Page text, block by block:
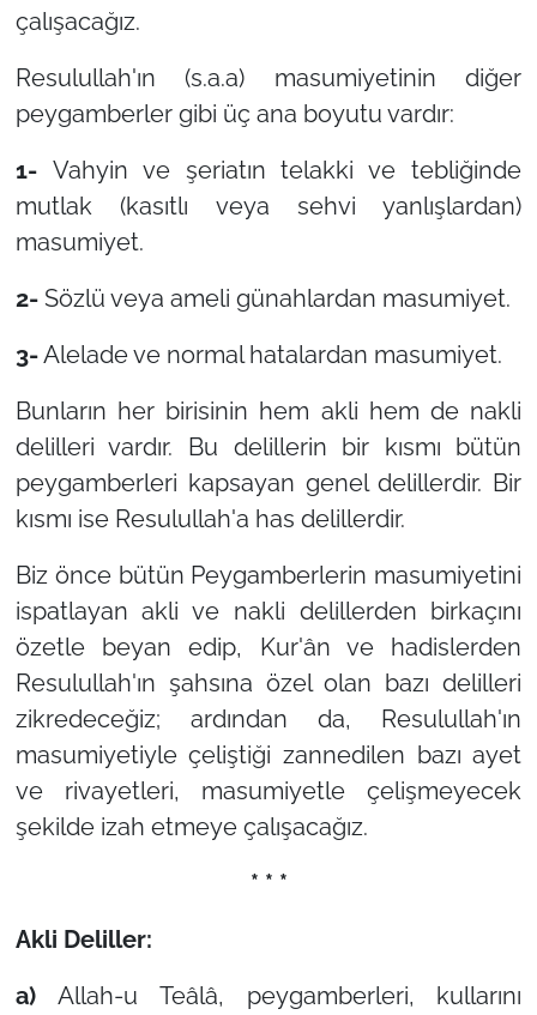
çalışacağız.
Resulullah'ın (s.a.a) masumiyetinin diğer
peygamberler gibi üç ana boyutu vardır:
1- Vahyin ve şeriatın telakki ve tebliğinde
mutlak (kasıtlı veya sehvi yanlışlardan)
masumiyet.
2- Sözlü veya ameli günahlardan masumiyet.
3-Alelade ve normal hatalardan masumiyet.
Bunların her birisinin hem akli hem de nakli
delilleri vardır. Bu delillerin bir kısmı bütün
peygamberleri kapsayan genel delillerdir. Bir
kısmı ise Resulullah'a has delillerdir.
Biz önce bütün Peygamberlerin masumiyetini
ispatlayan akli ve nakli delillerden birkaçını
özetle beyan edip, Kur'ân ve hadislerden
Resulullah'ın şahsına özel olan bazı delilleri
zikredeceğiz; ardından da, Resulullah'ın
masumiyetiyle çeliştiği zannedilen bazı ayet
ve rivayetleri, masumiyetle çelişmeyecek
şekilde izah etmeye çalışacağız.
* * *
Akli Deliller:
a)Allah-u Teâlâ, peygamberleri, kullarını